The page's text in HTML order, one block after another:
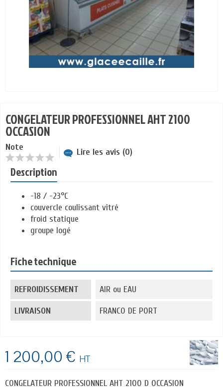
CONGELATEUR PROFESSIONNEL AHT 2100
OCCASION
Note Lire les avis (0)
Description
-18 / -23°C
couvercle coulissant vitré
froid statique
groupe logé
Fiche technique
REFROIDISSEMENT AIR ou EAU
LIVRAISON FRANCO DE PORT
1 200,00 € HT
CONGELATEUR PROFESSIONNEL AHT 2100 D OCCASION